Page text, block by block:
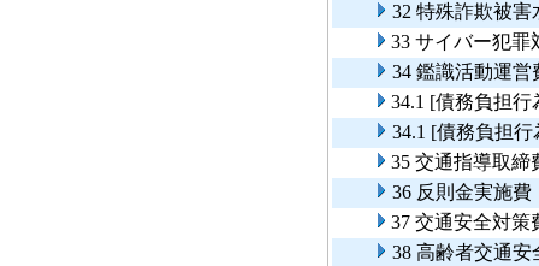
32 特殊詐欺被
33 サイバー犯罪
34 鑑識活動運営
34.1 [債務負担
34.1 [債務負担
35 交通指導取締
36 反則金実施費
37 交通安全対策
38 高齢者交通安